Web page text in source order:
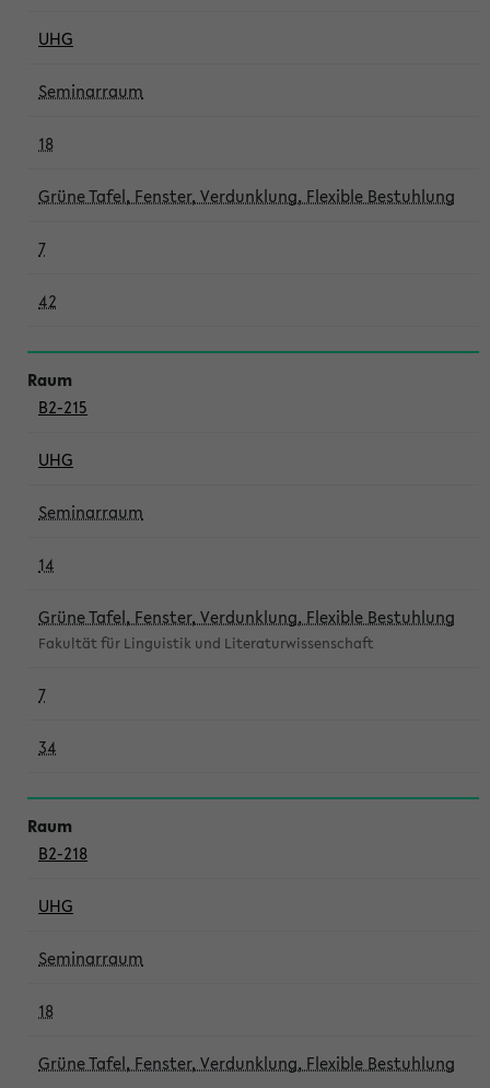
UHG
Seminarraum
18
Grüne Tafel, Fenster, Verdunklung, Flexible Bestuhlung
7
42
B2-215
UHG
Seminarraum
14
Grüne Tafel, Fenster, Verdunklung, Flexible Bestuhlung
Fakultät für Linguistik und Literaturwissenschaft
7
34
B2-218
UHG
Seminarraum
18
Grüne Tafel, Fenster, Verdunklung, Flexible Bestuhlung